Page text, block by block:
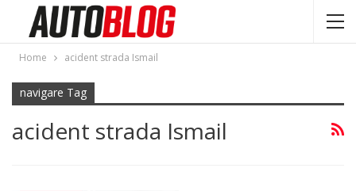
Home acident strada Ismail
navigare Tag
acident strada Ismail